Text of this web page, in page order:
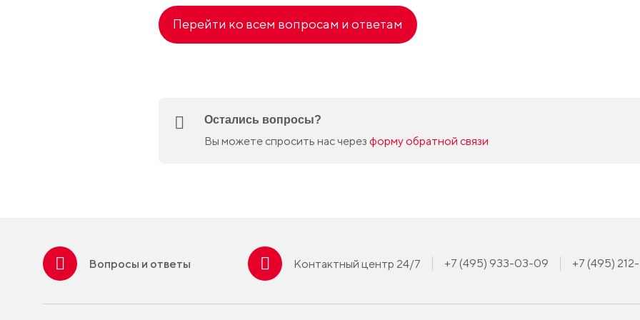
Перейти ко всем вопросам и ответам
Остались вопросы?
Вы можете спросить нас через форму обратной связи
Вопросы и ответы Контактный центр 24/7 +7 (495) 933-03-09 +7 (495)